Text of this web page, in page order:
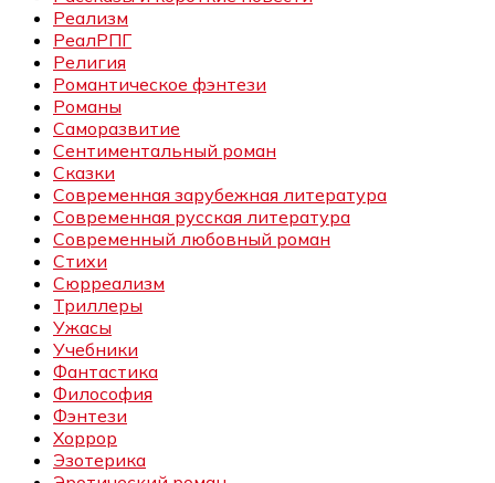
Реализм
РеалРПГ
Религия
Романтическое фэнтези
Романы
Саморазвитие
Сентиментальный роман
Сказки
Современная зарубежная литература
Современная русская литература
Современный любовный роман
Стихи
Сюрреализм
Триллеры
Ужасы
Учебники
Фантастика
Философия
Фэнтези
Хоррор
Эзотерика